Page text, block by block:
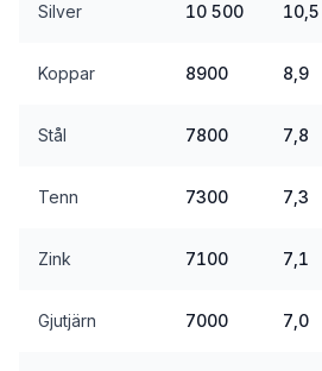
Silver 10 500 10,5
Koppar 8900 8,9
Stål 7800 7,8
Tenn 7300 7,3
Zink 7100 7,1
Gjutjärn 7000 7,0